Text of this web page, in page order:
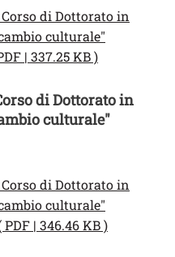
di Dottorato in
culturale"
| 337.25 KB )Apri il link
di Dottorato in
culturale"
di Dottorato in
culturale"
| 346.46 KB )Apri il link